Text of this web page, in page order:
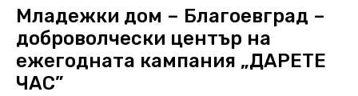
Младежки дом – Благоевград –
доброволчески център на
ежегодната кампания „ДАРЕТЕ
ЧАС”